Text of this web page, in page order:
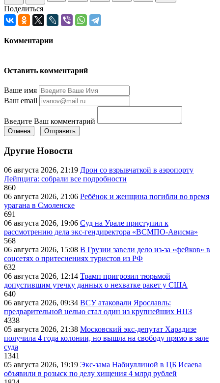
Поделиться
Комментарии
Оставить комментарий
Ваше имя
Ваш email
Введите Ваш комментарий
Отмена Отправить
Другие Новости
06 августа 2026, 21:19 Дрон со взрывчаткой в аэропорту
Лейпцига: собрали все подробности
860
06 августа 2026, 21:06 Ребёнок и женщина погибли во время
урагана в Смоленске
691
06 августа 2026, 19:06 Суд на Урале приступил к
рассмотрению дела экс-гендиректора «ВСМПО-Ависма»
568
06 августа 2026, 15:08 В Грузии завели дело из-за «фейков» в
соцсетях о притеснениях туристов из РФ
632
06 августа 2026, 12:14 Трамп пригрозил тюрьмой
допустившим утечку данных о нехватке ракет у США
640
06 августа 2026, 09:34 ВСУ атаковали Ярославль:
предварительной целью стал один из крупнейших НПЗ
4338
05 августа 2026, 21:38 Московский экс-депутат Харадизе
получила 4 года колонии, но вышла на свободу прямо в зале
суда
1341
05 августа 2026, 19:19 Экс-зама Набиуллиной в ЦБ Исаева
объявили в розыск по делу хищения 4 млрд рублей